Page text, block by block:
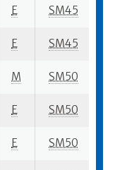
E SM45
E SM45
M SM50
E SM50
E SM50